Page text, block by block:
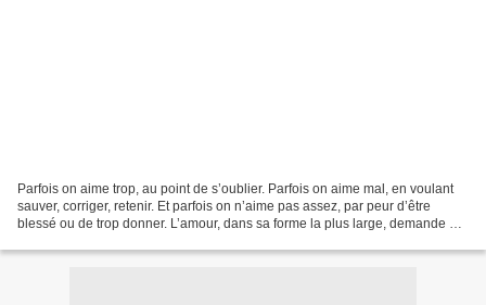
Parfois on aime trop, au point de s’oublier. Parfois on aime mal, en voulant
sauver, corriger, retenir. Et parfois on n’aime pas assez, par peur d’être
blessé ou de trop donner. L’amour, dans sa forme la plus large, demande un